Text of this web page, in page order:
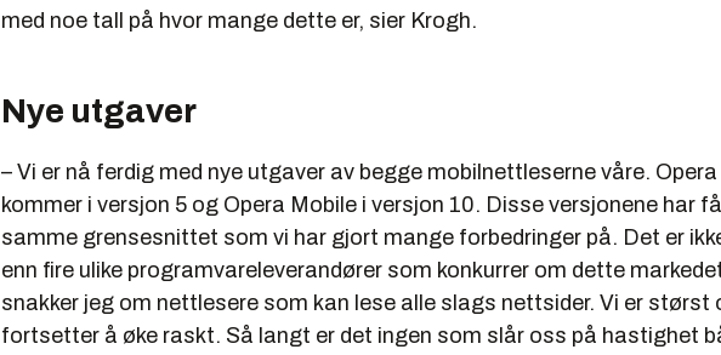
med noe tall på hvor mange dette er, sier Krogh.
Nye utgaver
– Vi er nå ferdig med nye utgaver av begge mobilnettleserne våre. Opera
kommer i versjon 5 og Opera Mobile i versjon 10. Disse versjonene har
samme grensesnittet som vi har gjort mange forbedringer på. Det er
enn fire ulike programvareleverandører som konkurrer om dette
snakker jeg om nettlesere som kan lese alle slags nettsider. Vi er størst
fortsetter å øke raskt. Så langt er det ingen som slår oss på hastighet